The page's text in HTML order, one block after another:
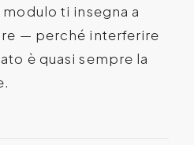
ti insegna a
— perché interferire
è quasi sempre la